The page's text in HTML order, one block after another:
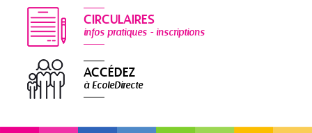
CIRCULAIRES
infos pratiques - inscriptions
ACCÉDEZ
à EcoleDirecte